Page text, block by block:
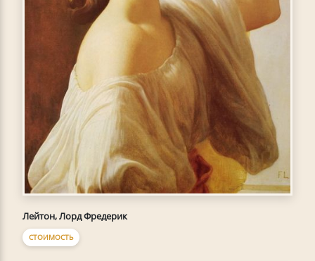
Лейтон, Лорд Фредерик
СТОИМОСТЬ